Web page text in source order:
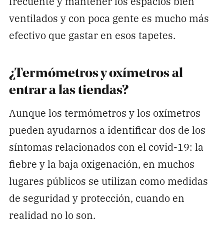
ventilados y con poca gente es mucho más
efectivo que gastar en esos tapetes.
¿Termómetros y oxímetros al
entrar a las tiendas?
Aunque los termómetros y los oxímetros
pueden ayudarnos a identificar dos de los
síntomas relacionados con el covid-19: la
fiebre y la baja oxigenación, en muchos
lugares públicos se utilizan como medidas
de seguridad y protección, cuando en
realidad no lo son.